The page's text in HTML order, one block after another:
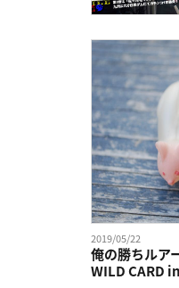
2019/05/22
俺の勝ちルア
WILD CARD